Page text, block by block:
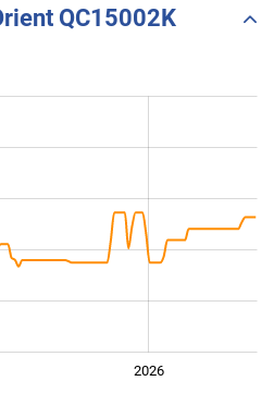
QC15002K
2026